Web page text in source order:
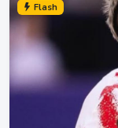
Flash